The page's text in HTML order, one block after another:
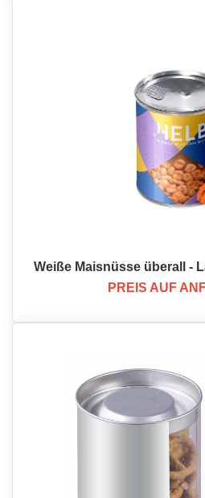
Weiße Maisnüsse überall -
PREIS AUF